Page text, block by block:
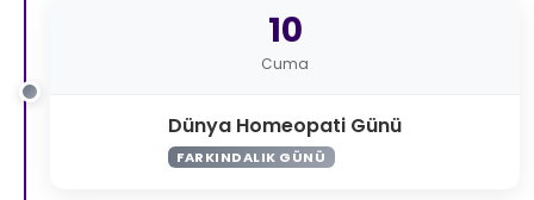
10
Cuma
Dünya Homeopati Günü
FARKINDALIK GÜNÜ